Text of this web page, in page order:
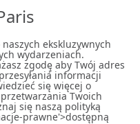
ekskluzywnych
wydarzeniach͘.
zgodę͕ aby Twój adres
informacji
się więcej o
Twoich
się naszą polityką
prawne'>dostępną